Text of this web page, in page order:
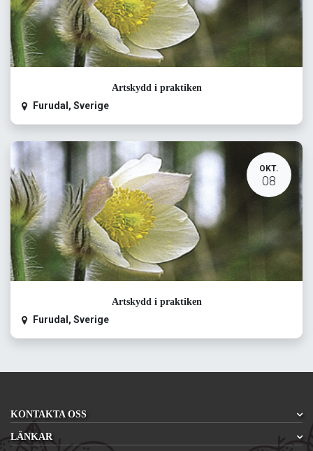
Artskydd i praktiken
Furudal , Sverige
OKT.
08
Artskydd i praktiken
Furudal , Sverige
KONTAKTA OSS
LÄNKAR